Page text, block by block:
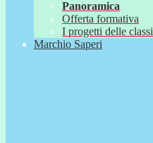
Panoramica
Offerta formativa
I progetti delle classi
Marchio Saperi